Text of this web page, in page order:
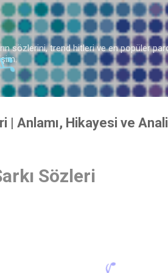
Ana içeriğe atla
sözlerini, trend hitleri ve en popüler
| Anlamı, Hikayesi ve
Sözleri
🎶